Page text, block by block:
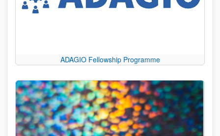
ADAGIO Fellowship Programme